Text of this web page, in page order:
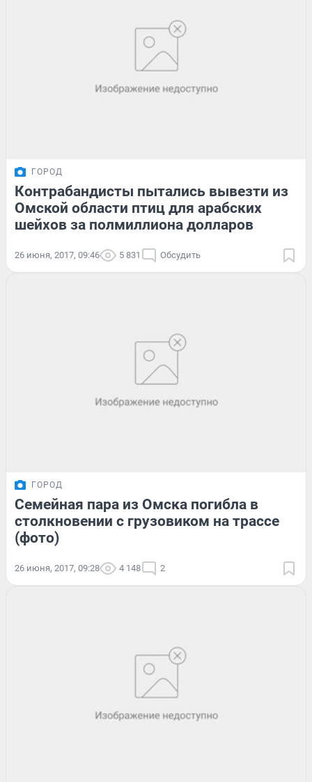
ГОРОД
Контрабандисты пытались вывезти из
Омской области птиц для арабских
шейхов за полмиллиона долларов
26 июня, 2017, 09:46 5 831 Обсудить
ГОРОД
Семейная пара из Омска погибла в
столкновении с грузовиком на трассе
(фото)
26 июня, 2017, 09:28 4 148 2